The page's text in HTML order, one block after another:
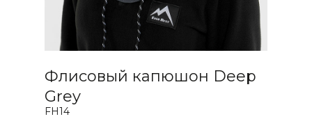
Флисовый капюшон Deep
Grey
FH14